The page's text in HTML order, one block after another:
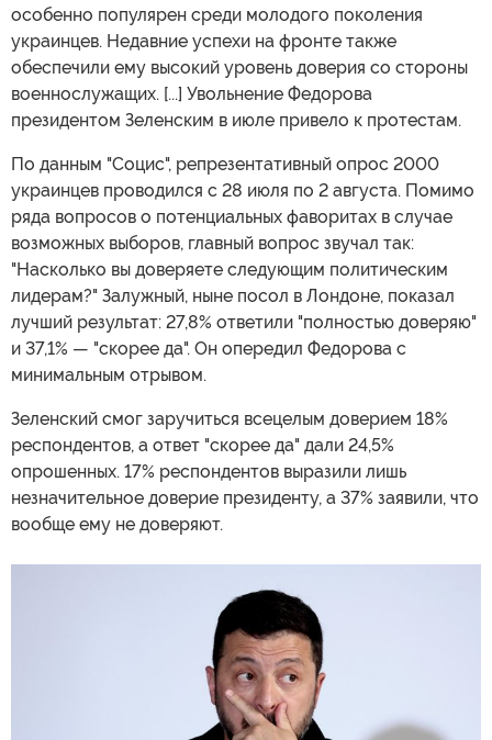
особенно популярен среди молодого поколения
украинцев. Недавние успехи на фронте также
обеспечили ему высокий уровень доверия со стороны
военнослужащих. [...] Увольнение Федорова
президентом Зеленским в июле привело к протестам.
По данным "Социс", репрезентативный опрос 2000
украинцев проводился с 28 июля по 2 августа. Помимо
ряда вопросов о потенциальных фаворитах в случае
возможных выборов, главный вопрос звучал так:
"Насколько вы доверяете следующим политическим
лидерам?" Залужный, ныне посол в Лондоне, показал
лучший результат: 27,8% ответили "полностью доверяю"
и 37,1% — "скорее да". Он опередил Федорова с
минимальным отрывом.
Зеленский смог заручиться всецелым доверием 18%
респондентов, а ответ "скорее да" дали 24,5%
опрошенных. 17% респондентов выразили лишь
незначительное доверие президенту, а 37% заявили, что
вообще ему не доверяют.